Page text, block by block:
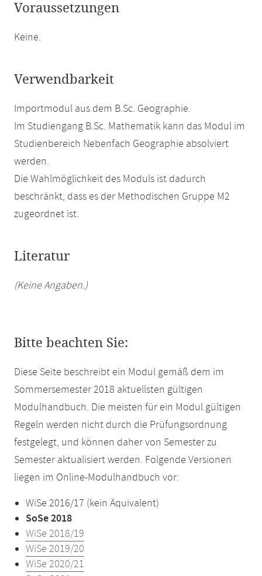
Voraussetzungen
Keine.
Verwendbarkeit
Importmodul aus dem B.Sc. Geographie.
Im Studiengang B.Sc. Mathematik kann das Modul im
Studienbereich Nebenfach Geographie absolviert
werden.
Die Wahlmöglichkeit des Moduls ist dadurch
beschränkt, dass es der Methodischen Gruppe M2
zugeordnet ist.
Literatur
(Keine Angaben.)
Bitte beachten Sie:
Diese Seite beschreibt ein Modul gemäß dem im
Sommersemester 2018 aktuellsten gültigen
Modulhandbuch. Die meisten für ein Modul gültigen
Regeln werden nicht durch die Prüfungsordnung
festgelegt, und können daher von Semester zu
Semester aktualisiert werden. Folgende Versionen
liegen im Online-Modulhandbuch vor:
WiSe 2016/17 (kein Äquivalent)
SoSe 2018
WiSe 2018/19
WiSe 2019/20
WiSe 2020/21